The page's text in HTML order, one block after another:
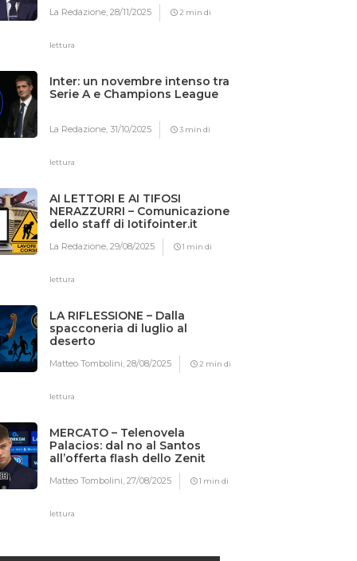
La Redazione,28/11/2025 2 min di
lettura
Inter: un novembre intenso tra
Serie A e Champions League
La Redazione,31/10/2025 3 min di
lettura
AI LETTORI E AI TIFOSI
NERAZZURRI – Comunicazione
dello staff di Iotifointer.it
La Redazione,29/08/2025 1 min di
lettura
LA RIFLESSIONE – Dalla
spacconeria di luglio al
deserto
Matteo Tombolini,28/08/2025 2 min di
lettura
MERCATO – Telenovela
Palacios: dal no al Santos
all’offerta flash dello Zenit
Matteo Tombolini,27/08/2025 1 min di
lettura